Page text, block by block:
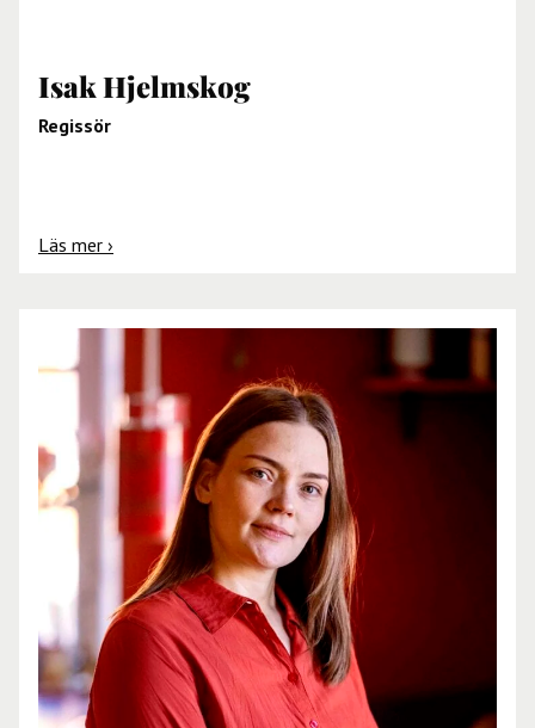
Isak Hjelmskog
Regissör
Läs mer ›